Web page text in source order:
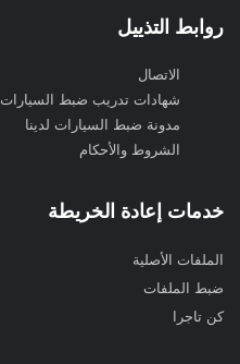
روابط التذييل
الاتصال
شهادات تدريب ضبط السيارات
مدونة ضبط السيارات لدينا
الشروط والأحكام
خدمات إعادة الخريطة
الملفات الأصلية
ضبط الملفات
كن تاجرا